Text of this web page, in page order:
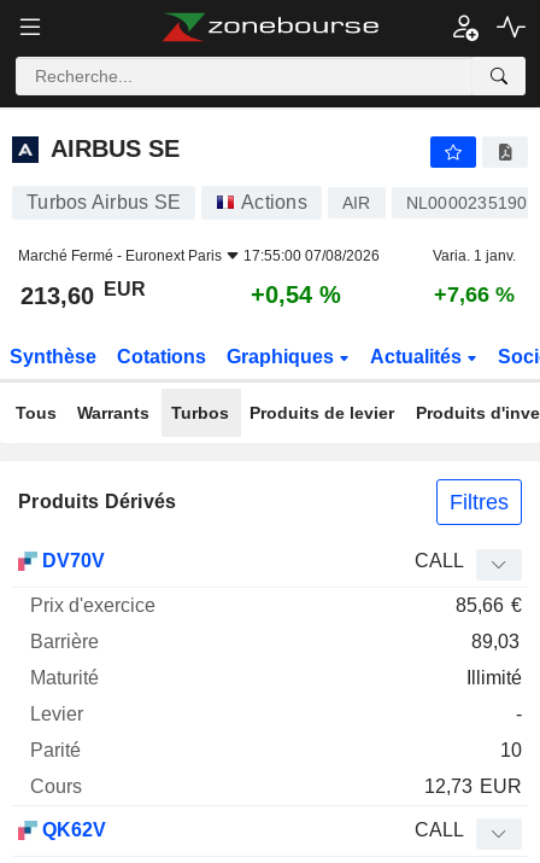
AIRBUS SE
AIRBUS SE
Turbos Airbus SE Actions AIR NL0000235190
Marché Fermé - Euronext Paris 17:55:00 07/08/2026 Varia. 1 janv.
213,60 EUR +0,54 % +7,66 %
Synthèse Cotations Graphiques Actualités
Tous Warrants Turbos Produits de levier Produits
Produits Dérivés Filtres
Mnemo Type
DV70V CALL
85,66 €
89,03
Illimité
-
10
12,73 EUR
QK62V CALL